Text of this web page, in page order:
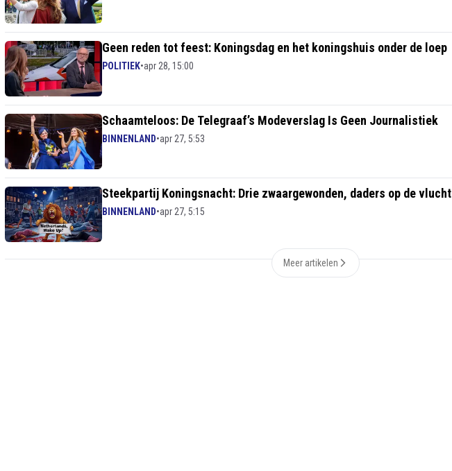
Geen reden tot feest: Koningsdag en het koningshuis onder de loep
POLITIEK•apr 28, 15:00
Schaamteloos: De Telegraaf’s Modeverslag Is Geen Journalistiek
BINNENLAND•apr 27, 5:53
Steekpartij Koningsnacht: Drie zwaargewonden, daders op de vlucht
BINNENLAND•apr 27, 5:15
Meer artikelen